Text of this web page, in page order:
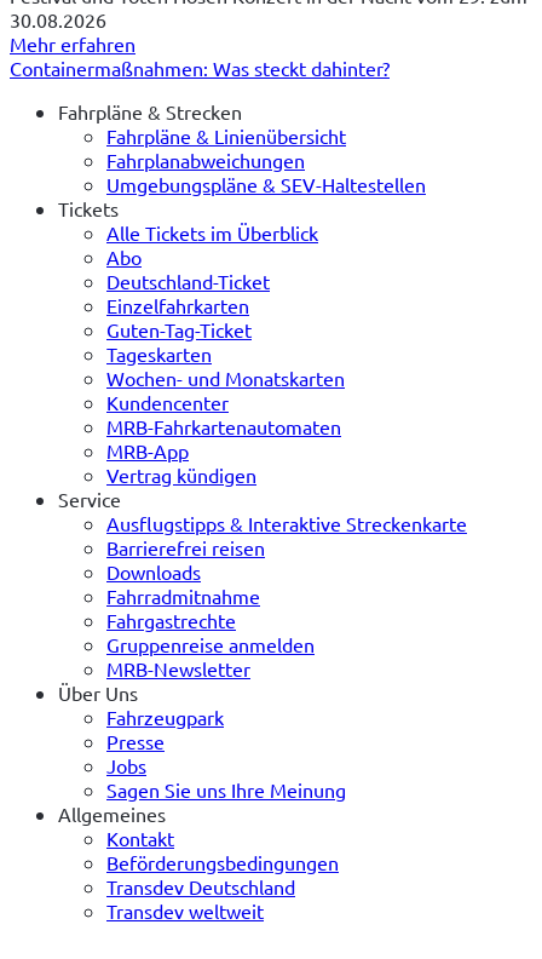
30.08.2026
Mehr erfahren
Containermaßnahmen: Was steckt dahinter?
Fahrpläne & Strecken
Fahrpläne & Linienübersicht
Fahrplanabweichungen
Umgebungspläne & SEV-Haltestellen
Tickets
Alle Tickets im Überblick
Abo
Deutschland-Ticket
Einzelfahrkarten
Guten-Tag-Ticket
Tageskarten
Wochen- und Monatskarten
Kundencenter
MRB-Fahrkartenautomaten
MRB-App
Vertrag kündigen
Service
Ausflugstipps & Interaktive Streckenkarte
Barrierefrei reisen
Downloads
Fahrradmitnahme
Fahrgastrechte
Gruppenreise anmelden
MRB-Newsletter
Über Uns
Fahrzeugpark
Presse
Jobs
Sagen Sie uns Ihre Meinung
Allgemeines
Kontakt
Beförderungsbedingungen
Transdev Deutschland
Transdev weltweit